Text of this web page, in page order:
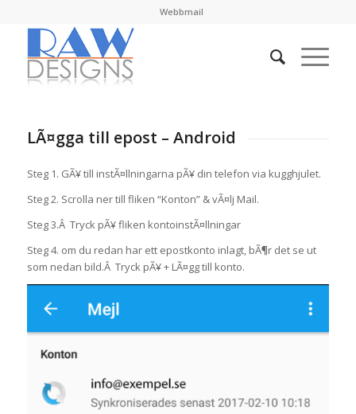
Webbmail
LÃ¤gga till epost – Android
Steg 1. GÃ¥ till instÃ¤llningarna pÃ¥ din telefon via kugghjulet.
Steg 2. Scrolla ner till fliken “Konton” & vÃ¤lj Mail.
Steg 3.Â Tryck pÃ¥ fliken kontoinstÃ¤llningar
Steg 4. om du redan har ett epostkonto inlagt, bÃ¶r det se ut
som nedan bild.Â Tryck pÃ¥ + LÃ¤gg till konto.